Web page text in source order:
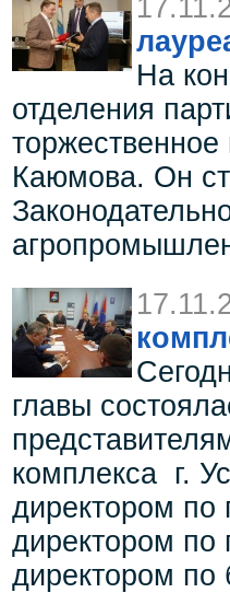
На
отделения
Каюмова. Он
главы
комплекса г.
директором
директором по
директором